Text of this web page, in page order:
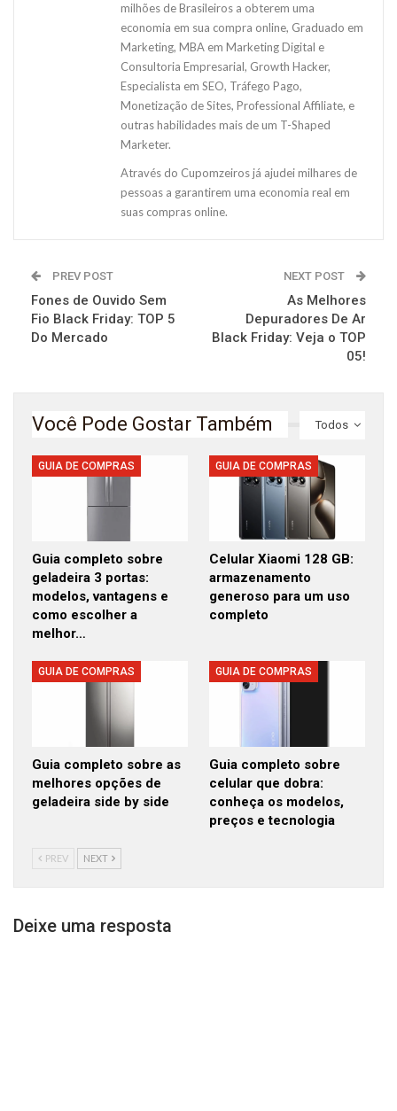
milhões de Brasileiros a obterem uma
economia em sua compra online, Graduado em
Marketing, MBA em Marketing Digital e
Consultoria Empresarial, Growth Hacker,
Especialista em SEO, Tráfego Pago,
Monetização de Sites, Professional Affiliate, e
outras habilidades mais de um T-Shaped
Marketer.
Através do Cupomzeiros já ajudei milhares de
pessoas a garantirem uma economia real em
suas compras online.
PREV POST
Fones de Ouvido Sem
Fio Black Friday: TOP 5
Do Mercado
NEXT POST
As Melhores
Depuradores De Ar
Black Friday: Veja o TOP
05!
Todos
Você Pode Gostar Também
GUIA DE COMPRAS
Guia completo sobre
geladeira 3 portas:
modelos, vantagens e
como escolher a
melhor…
GUIA DE COMPRAS
Celular Xiaomi 128 GB:
armazenamento
generoso para um uso
completo
GUIA DE COMPRAS
Guia completo sobre as
melhores opções de
geladeira side by side
GUIA DE COMPRAS
Guia completo sobre
celular que dobra:
conheça os modelos,
preços e tecnologia
PREV NEXT
Deixe uma resposta